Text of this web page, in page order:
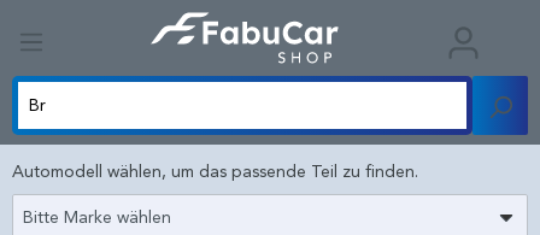
Automodell wählen, um das passende Teil zu finden.
Bitte Marke wählen